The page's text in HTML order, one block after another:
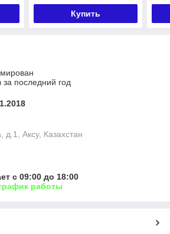
Купить
последний год
Аксу, Казахстан
с 09:00 до 18:00
работы